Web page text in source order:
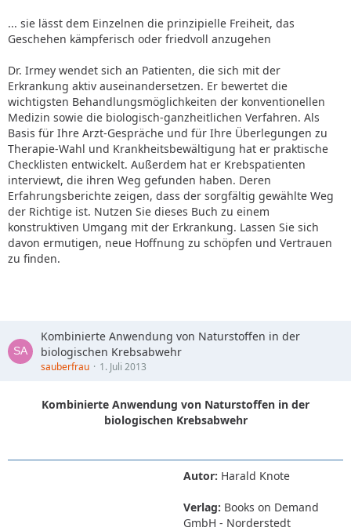
... sie lässt dem Einzelnen die prinzipielle Freiheit, das
Geschehen kämpferisch oder friedvoll anzugehen
Dr. Irmey wendet sich an Patienten, die sich mit der
Erkrankung aktiv auseinandersetzen. Er bewertet die
wichtigsten Behandlungsmöglichkeiten der konventionellen
Medizin sowie die biologisch-ganzheitlichen Verfahren. Als
Basis für Ihre Arzt-Gespräche und für Ihre Überlegungen zu
Therapie-Wahl und Krankheitsbewältigung hat er praktische
Checklisten entwickelt. Außerdem hat er Krebspatienten
interviewt, die ihren Weg gefunden haben. Deren
Erfahrungsberichte zeigen, dass der sorgfältig gewählte Weg
der Richtige ist. Nutzen Sie dieses Buch zu einem
konstruktiven Umgang mit der Erkrankung. Lassen Sie sich
davon ermutigen, neue Hoffnung zu schöpfen und Vertrauen
zu finden.
Kombinierte Anwendung von Naturstoffen in der
biologischen Krebsabwehr
sauberfrau 1. Juli 2013
Kombinierte Anwendung von Naturstoffen in der
biologischen Krebsabwehr
Autor: Harald Knote
Verlag: Books on Demand
GmbH - Norderstedt